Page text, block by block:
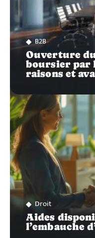
B2B
Ouverture
boursier par
raisons et
Droit
Aides
l’embauche